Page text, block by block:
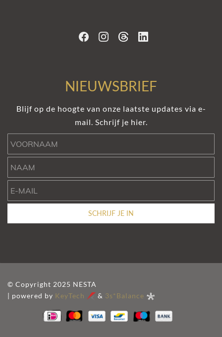
NIEUWSBRIEF
Blijf op de hoogte van onze laatste updates via e-
mail. Schrijf je hier.
SCHRIJF JE IN
© Copyright 2025 NESTA
| powered by KeyTech & 3s*Balance